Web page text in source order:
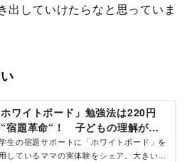
出していけたらなと思っていま
ホワイトボード」勉強法は220円
宿題革命“！ 子どもの理解がぐ
ん進み 親のイライラも解消！
生の宿題サポートに「ホワイトボード」を
しているママの実体験をシェア。大きい文